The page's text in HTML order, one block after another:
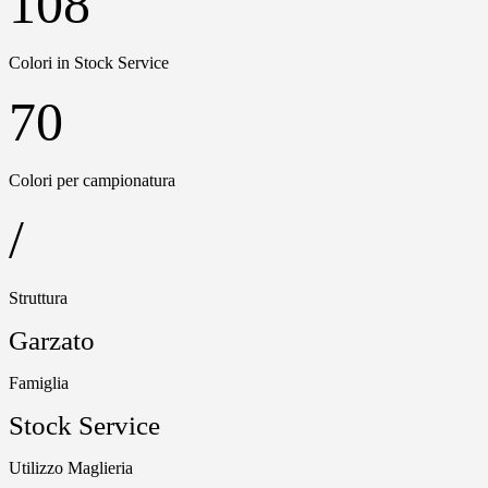
Colori in Stock Service
70
Colori per campionatura
/
Struttura
Garzato
Famiglia
Stock Service
Utilizzo Maglieria